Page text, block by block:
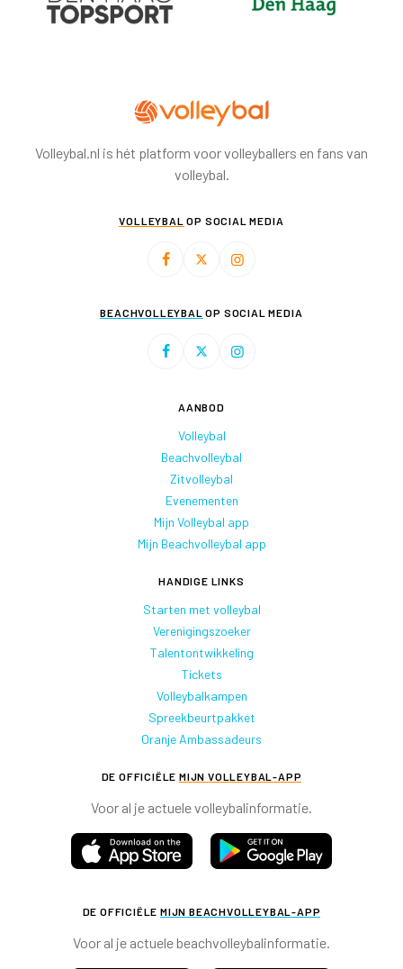
Volleybal.nl is hét platform voor volleyballers en fans van
volleybal.
VOLLEYBAL OP SOCIAL MEDIA
BEACHVOLLEYBAL OP SOCIAL MEDIA
AANBOD
Volleybal
Beachvolleybal
Zitvolleybal
Evenementen
Mijn Volleybal app
Mijn Beachvolleybal app
HANDIGE LINKS
Starten met volleybal
Verenigingszoeker
Talentontwikkeling
Tickets
Volleybalkampen
Spreekbeurtpakket
Oranje Ambassadeurs
DE OFFICIËLE MIJN VOLLEYBAL-APP
Voor al je actuele volleybalinformatie.
DE OFFICIËLE MIJN BEACHVOLLEYBAL-APP
Voor al je actuele beachvolleybalinformatie.